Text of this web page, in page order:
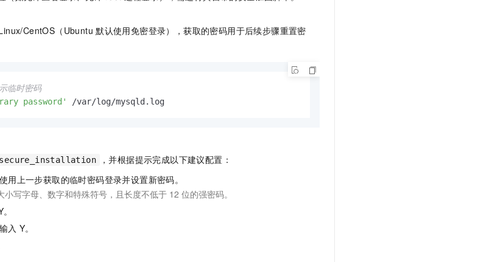
CentOS（Ubuntu 默认使用免密登录），获取的密码用于后续步骤重置密
临时密码
password' /var/log/mysqld.log
，并根据提示完成以下建议配置：
用上一步获取的临时密码登录并设置新密码。
小写字母、数字和特殊符号，且长度不低于 12 位的强密码。
入 Y。